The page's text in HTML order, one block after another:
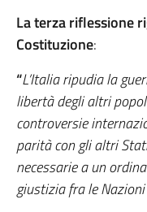
La terza riflessione
Costituzione:
“L’Italia ripudia la
libertà degli altri
controversie
parità con gli altri
necessarie a un
giustizia fra le